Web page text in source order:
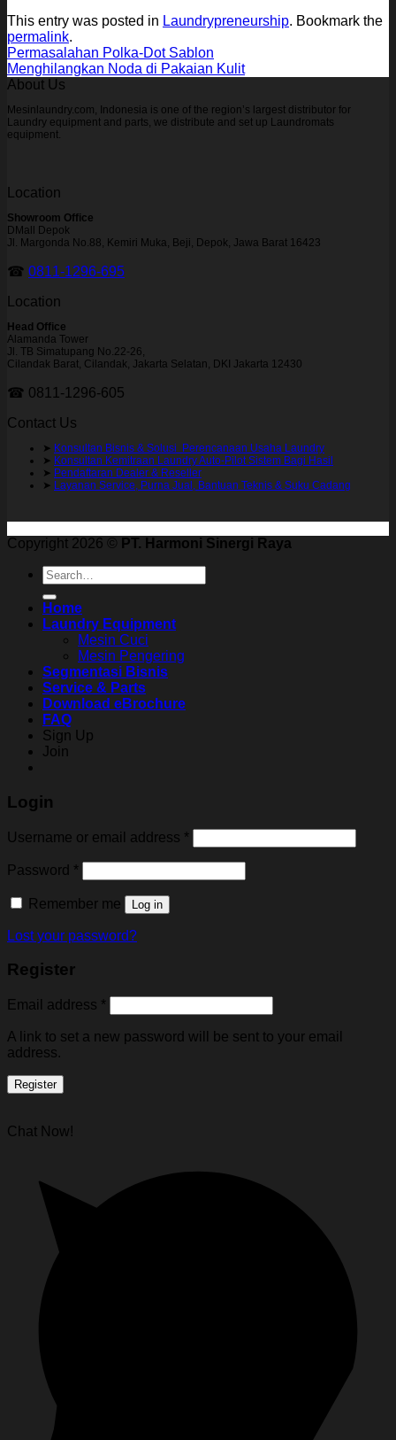
This entry was posted in Laundrypreneurship. Bookmark the
permalink.
Permasalahan Polka-Dot Sablon
Menghilangkan Noda di Pakaian Kulit
About Us
Mesinlaundry.com, Indonesia is one of the region’s largest distributor for
Laundry equipment and parts, we distribute and set up Laundromats
equipment.
Location
Showroom Office
DMall Depok
Jl. Margonda No.88, Kemiri Muka, Beji, Depok, Jawa Barat 16423
☎ 0811-1296-695
Location
Head Office
Alamanda Tower
Jl. TB Simatupang No.22-26,
Cilandak Barat, Cilandak, Jakarta Selatan, DKI Jakarta 12430
☎ 0811-1296-605
Contact Us
➤ Konsultan Bisnis & Solusi Perencanaan Usaha Laundry
➤ Konsultan Kemitraan Laundry Auto-Pilot Sistem Bagi Hasil
➤ Pendaftaran Dealer & Reseller
➤ Layanan Service, Purna Jual, Bantuan Teknis & Suku Cadang
Copyright 2026 ©
PT. Harmoni Sinergi Raya
Search
for:
Home
Laundry Equipment
Mesin Cuci
Mesin Pengering
Segmentasi Bisnis
Service & Parts
Download eBrochure
FAQ
Sign Up
Join
Login
Username or email address *
Password *
Remember me Log in
Lost your password?
Register
Email address *
A link to set a new password will be sent to your email
address.
Register
Chat Now!